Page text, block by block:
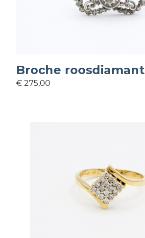
Broche roosdiamant
€ 275,00